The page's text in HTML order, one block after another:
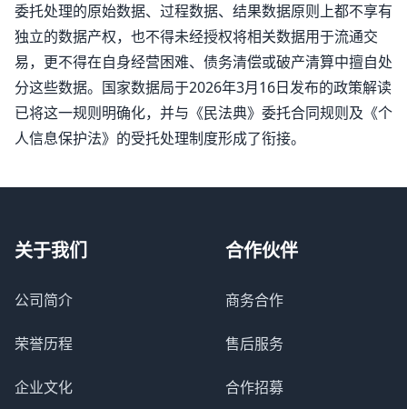
委托处理的原始数据、过程数据、结果数据原则上都不享有
独立的数据产权，也不得未经授权将相关数据用于流通交
易，更不得在自身经营困难、债务清偿或破产清算中擅自处
分这些数据。国家数据局于2026年3月16日发布的政策解读
已将这一规则明确化，并与《民法典》委托合同规则及《个
人信息保护法》的受托处理制度形成了衔接。
关于我们
公司简介
荣誉历程
企业文化
合作伙伴
商务合作
售后服务
合作招募